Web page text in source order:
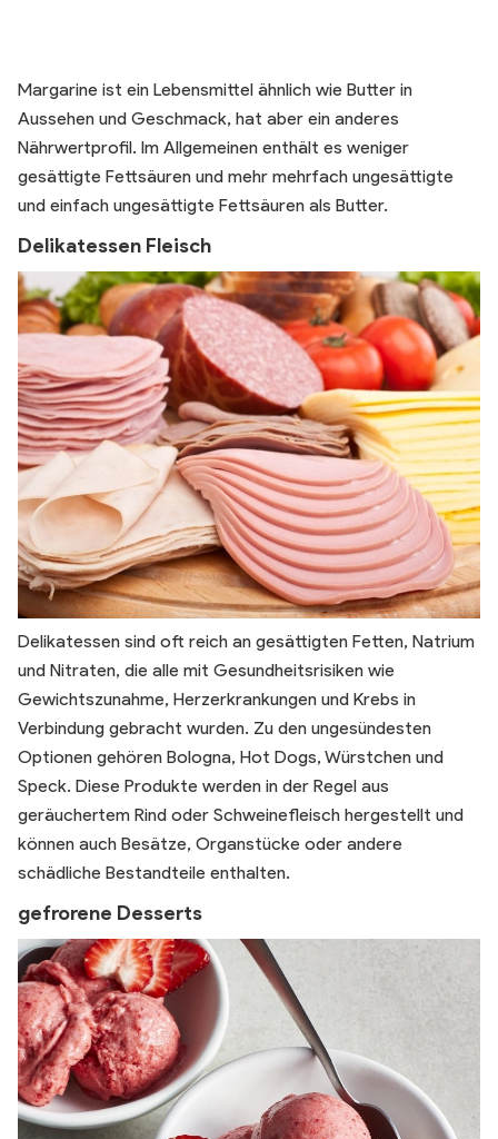
Margarine ist ein Lebensmittel ähnlich wie Butter in
Aussehen und Geschmack, hat aber ein anderes
Nährwertprofil. Im Allgemeinen enthält es weniger
gesättigte Fettsäuren und mehr mehrfach ungesättigte
und einfach ungesättigte Fettsäuren als Butter.
Delikatessen Fleisch
Delikatessen sind oft reich an gesättigten Fetten, Natrium
und Nitraten, die alle mit Gesundheitsrisiken wie
Gewichtszunahme, Herzerkrankungen und Krebs in
Verbindung gebracht wurden. Zu den ungesündesten
Optionen gehören Bologna, Hot Dogs, Würstchen und
Speck. Diese Produkte werden in der Regel aus
geräuchertem Rind oder Schweinefleisch hergestellt und
können auch Besätze, Organstücke oder andere
schädliche Bestandteile enthalten.
gefrorene Desserts